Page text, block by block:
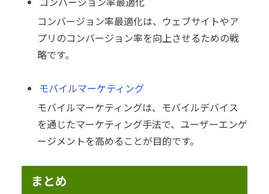
コンバージョン率最適化は、ウェブサイトやア
プリのコンバージョン率を向上させるための戦
略です。
モバイルマーケティング
モバイルマーケティングは、モバイルデバイス
を通じたマーケティング手法で、ユーザーエンゲ
ージメントを高めることが目的です。
まとめ